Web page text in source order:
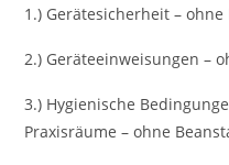
1.) Gerätesicherheit –
2.) Geräteeinweisungen –
3.) Hygienische
Praxisräume – ohne